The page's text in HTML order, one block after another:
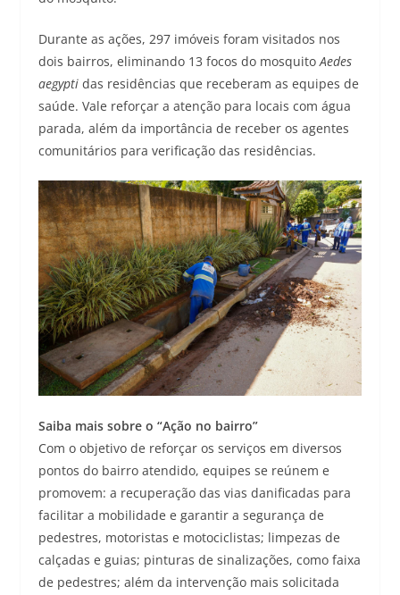
Durante as ações, 297 imóveis foram visitados nos
dois bairros, eliminando 13 focos do mosquito Aedes
aegyptidas residências que receberam as equipes de
saúde. Vale reforçar a atenção para locais com água
parada, além da importância de receber os agentes
comunitários para verificação das residências.
Saiba mais sobre o “Ação no bairro”
Com o objetivo de reforçar os serviços em diversos
pontos do bairro atendido, equipes se reúnem e
promovem: a recuperação das vias danificadas para
facilitar a mobilidade e garantir a segurança de
pedestres, motoristas e motociclistas; limpezas de
calçadas e guias; pinturas de sinalizações, como faixa
de pedestres; além da intervenção mais solicitada